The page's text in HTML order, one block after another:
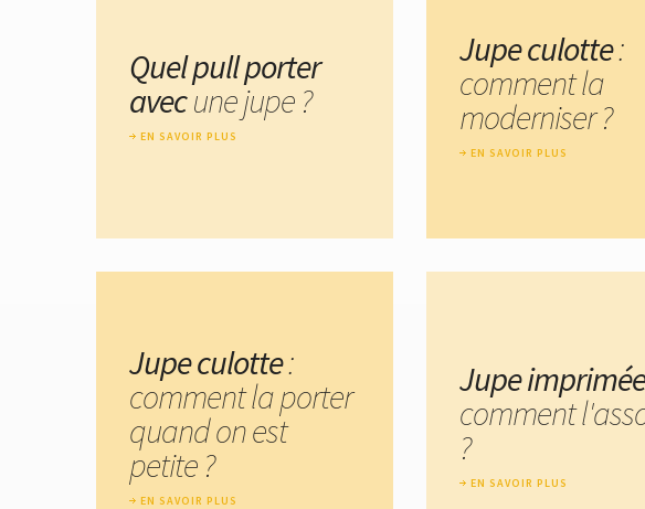
Quel pull porter
avecune jupe ?
EN SAVOIR PLUS
Jupe culotte:
comment la
moderniser ?
EN SAVOIR PLUS
Jupe culotte:
comment la porter
quand on est
petite ?
EN SAVOIR PLUS
Jupe imprimée
comment
?
EN SAVOIR PLUS